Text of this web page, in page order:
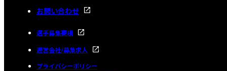
お問い合わせ
選手募集要項
運営会社/募集求人
プライバシーポリシー